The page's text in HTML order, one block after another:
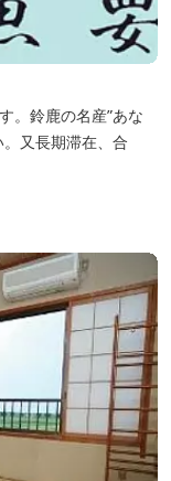
。鈴鹿の名産”あな
又長期滞在、合